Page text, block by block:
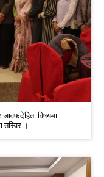
विषयमा
तस्विर ।